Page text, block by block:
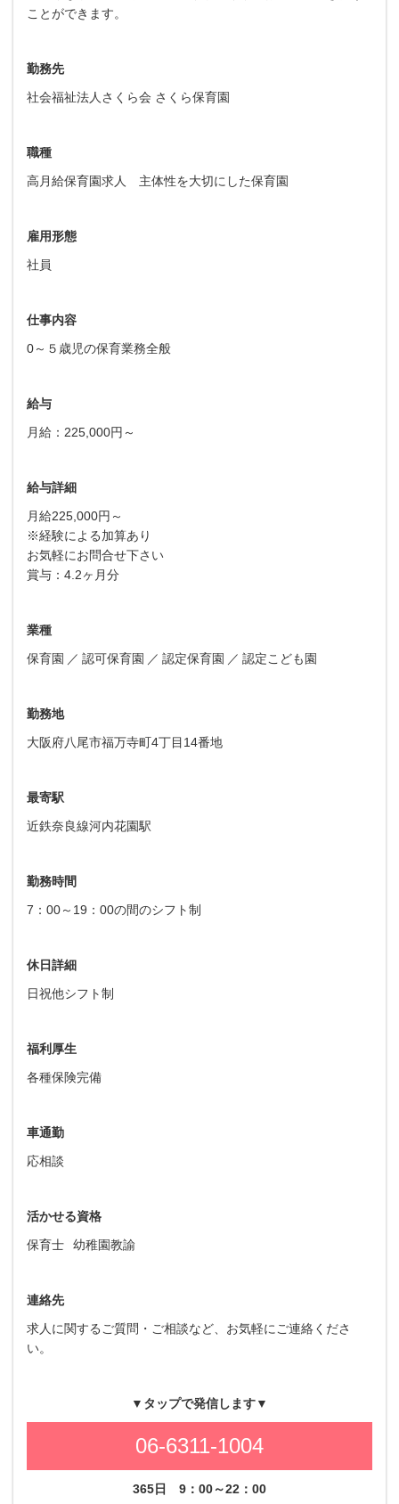
ことができます。
勤務先
社会福祉法人さくら会 さくら保育園
職種
高月給保育園求人 主体性を大切にした保育園
雇用形態
社員
仕事内容
0～５歳児の保育業務全般
給与
月給：225,000円～
給与詳細
月給225,000円～
※経験による加算あり
お気軽にお問合せ下さい
賞与：4.2ヶ月分
業種
保育園
認可保育園 認定保育園 認定こども園
勤務地
大阪府八尾市福万寺町4丁目14番地
最寄駅
近鉄奈良線河内花園駅
勤務時間
7：00～19：00の間のシフト制
休日詳細
日祝他シフト制
福利厚生
各種保険完備
車通勤
応相談
活かせる資格
保育士
幼稚園教諭
連絡先
求人に関するご質問・ご相談など、お気軽にご連絡くださ
い。
▼タップで発信します▼
06-6311-1004
365日 9：00～22：00